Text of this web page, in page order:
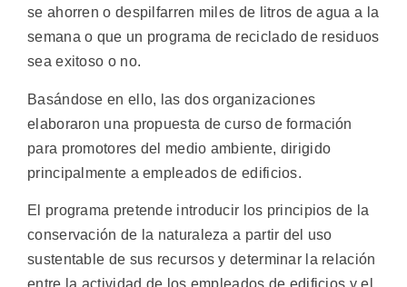
se ahorren o despilfarren miles de litros de agua a la
semana o que un programa de reciclado de residuos
sea exitoso o no.
Basándose en ello, las dos organizaciones
elaboraron una propuesta de curso de formación
para promotores del medio ambiente, dirigido
principalmente a empleados de edificios.
El programa pretende introducir los principios de la
conservación de la naturaleza a partir del uso
sustentable de sus recursos y determinar la relación